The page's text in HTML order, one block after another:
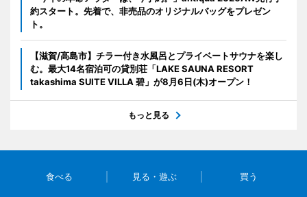
約スタート。先着で、非売品のオリジナルバッグをプレゼン
ト。
【滋賀/高島市】チラー付き水風呂とプライベートサウナを楽し
む。最大14名宿泊可の貸別荘「LAKE SAUNA RESORT
takashima SUITE VILLA 碧」が8月6日(木)オープン！
もっと見る
食べる 見る・遊ぶ 買う